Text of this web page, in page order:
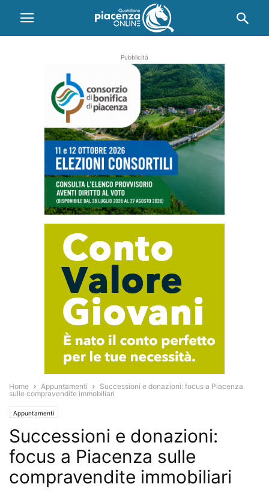
Pubblicità
Home Appuntamenti
Successioni e donazioni: focus a Piacenza
sulle compravendite immobiliari
Appuntamenti
Successioni e donazioni:
focus a Piacenza sulle
compravendite immobiliari